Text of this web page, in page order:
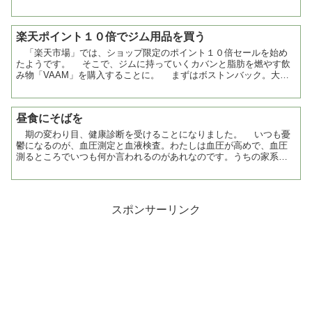
楽天ポイント１０倍でジム用品を買う
「楽天市場」では、ショップ限定のポイント１０倍セールを始め
たようです。 そこで、ジムに持っていくカバンと脂肪を燃やす飲
み物「VAAM」を購入することに。 まずはボストンバック。大容
昼食にそばを
期の変わり目、健康診断を受けることになりました。 いつも憂
鬱になるのが、血圧測定と血液検査。わたしは血圧が高めで、血圧
測るところでいつも何か言われるのがあれなのです。うちの家系は
スポンサーリンク